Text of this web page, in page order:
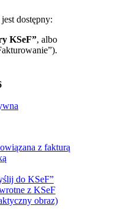
dostępny:
KSeF”, albo
z fakturą
do KSeF”
z KSeF
obraz)